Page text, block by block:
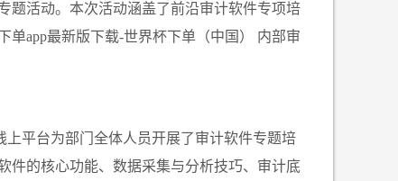
题活动。本次活动涵盖了前沿审计软件专项培
app最新版下载-世界杯下单（中国） 内部审
平台为部门全体人员开展了审计软件专题培
件的核心功能、数据采集与分析技巧、审计底